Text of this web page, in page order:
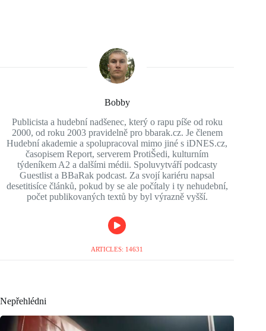
Bobby
Publicista a hudební nadšenec, který o rapu píše od roku
2000, od roku 2003 pravidelně pro bbarak.cz. Je členem
Hudební akademie a spolupracoval mimo jiné s iDNES.cz,
časopisem Report, serverem ProtiŠedi, kulturním
týdeníkem A2 a dalšími médii. Spoluvytváří podcasty
Guestlist a BBaRak podcast. Za svojí kariéru napsal
desetitisíce článků, pokud by se ale počítaly i ty nehudební,
počet publikovaných textů by byl výrazně vyšší.
ARTICLES: 14631
Nepřehlédni